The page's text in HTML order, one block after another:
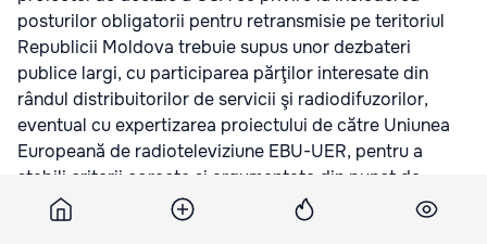
posturilor obligatorii pentru retransmisie pe teritoriul
Republicii Moldova trebuie supus unor dezbateri
publice largi, cu participarea părţilor interesate din
rândul distribuitorilor de servicii şi radiodifuzorilor,
eventual cu expertizarea proiectului de către Uniunea
Europeană de radioteleviziune EBU-UER, pentru a
stabili criterii corecte şi argumentate din punct de
vedere al interesul public pentru includerea în lista